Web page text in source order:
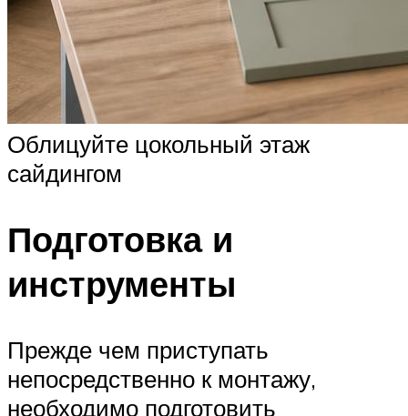
Облицуйте цокольный этаж
сайдингом
Подготовка и
инструменты
Прежде чем приступать
непосредственно к монтажу,
необходимо подготовить